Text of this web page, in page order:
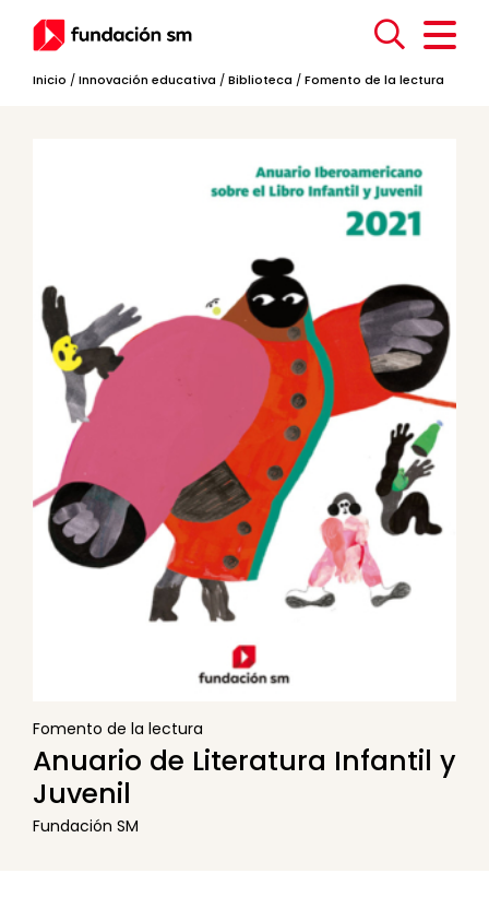
Inicio /Innovación educativa /Biblioteca /Fomento de la lectura
Fomento de la lectura
Anuario de Literatura Infantil y
Juvenil
Fundación SM